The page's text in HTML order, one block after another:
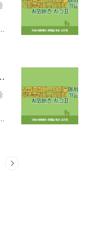
속버스 시간표 최신정보